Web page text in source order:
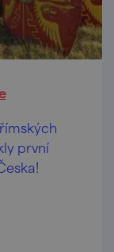
první